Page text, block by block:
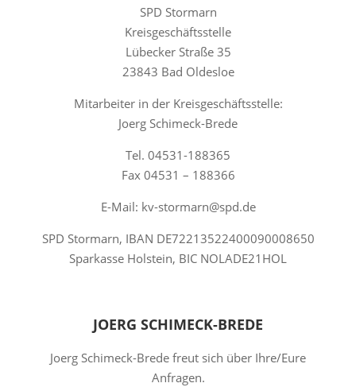
SPD Stormarn
Kreisgeschäftsstelle
Lübecker Straße 35
23843 Bad Oldesloe
Mitarbeiter in der Kreisgeschäftsstelle:
Joerg Schimeck-Brede
Tel. 04531-188365
Fax 04531 – 188366
E-Mail: kv-stormarn@spd.de
SPD Stormarn, IBAN DE72213522400090008650
Sparkasse Holstein, BIC NOLADE21HOL
JOERG SCHIMECK-BREDE
Joerg Schimeck-Brede freut sich über Ihre/Eure
Anfragen.